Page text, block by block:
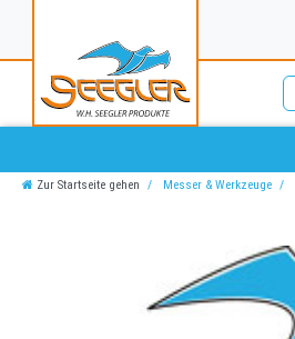
Zur Startseite gehen Messer & Werkzeuge